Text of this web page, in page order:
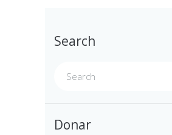
Search
Donar